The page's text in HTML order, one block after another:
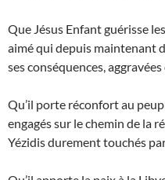
Que Jésus Enfant guérisse
aimé qui depuis maintenant
ses conséquences,
Qu’il porte réconfort au
engagés sur le chemin de la
Yézidis durement touchés